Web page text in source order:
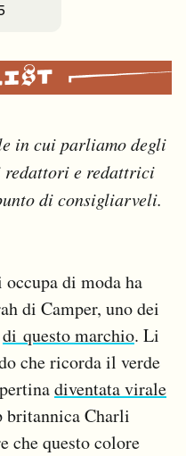
in cui parliamo degli
e redattrici
di consigliarveli.
di moda ha
di Camper, uno dei
di questo marchio. Li
che ricorda il verde
diventata virale
britannica Charli
che questo colore